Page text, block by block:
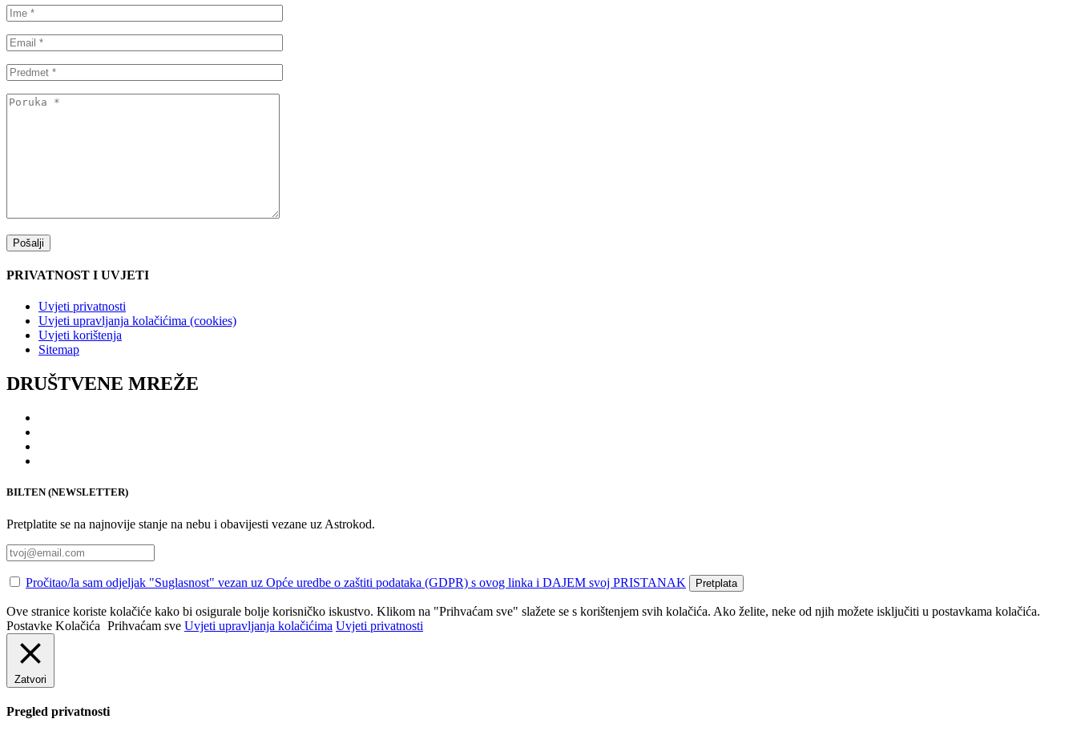
PRIVATNOST I UVJETI
Uvjeti privatnosti
Uvjeti upravljanja kolačićima (cookies)
Uvjeti korištenja
Sitemap
DRUŠTVENE MREŽE
BILTEN (NEWSLETTER)
Pretplatite se na najnovije stanje na nebu i obavijesti vezane uz Astrokod.
Pročitao/la sam odjeljak "Suglasnost" vezan uz Opće uredbe o zaštiti podataka (GDPR) s ovog linka i DAJEM svoj PRISTANAK Pretplata
Ove stranice koriste kolačiće kako bi osigurale bolje korisničko iskustvo. Klikom na "Prihvaćam sve" slažete se s korištenjem svih kolačića. Ako želite, neke od njih možete isključiti u postavkama kolačića.
Postavke Kolačića Prihvaćam sve Uvjeti upravljanja kolačićima Uvjeti privatnosti
Zatvori
Pregled privatnosti